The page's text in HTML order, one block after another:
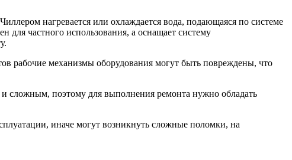
нагревается или охлаждается вода, подающаяся по системе
для частного использования, а оснащает систему
рабочие механизмы оборудования могут быть повреждены, что
и сложным, поэтому для выполнения ремонта нужно обладать
иначе могут возникнуть сложные поломки, на